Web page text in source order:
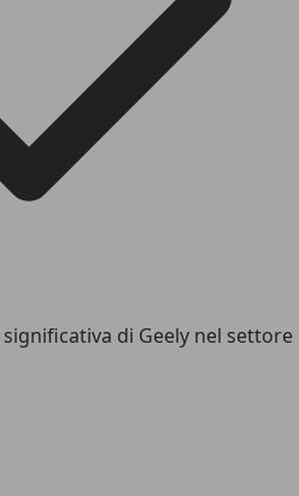
di Geely nel settore